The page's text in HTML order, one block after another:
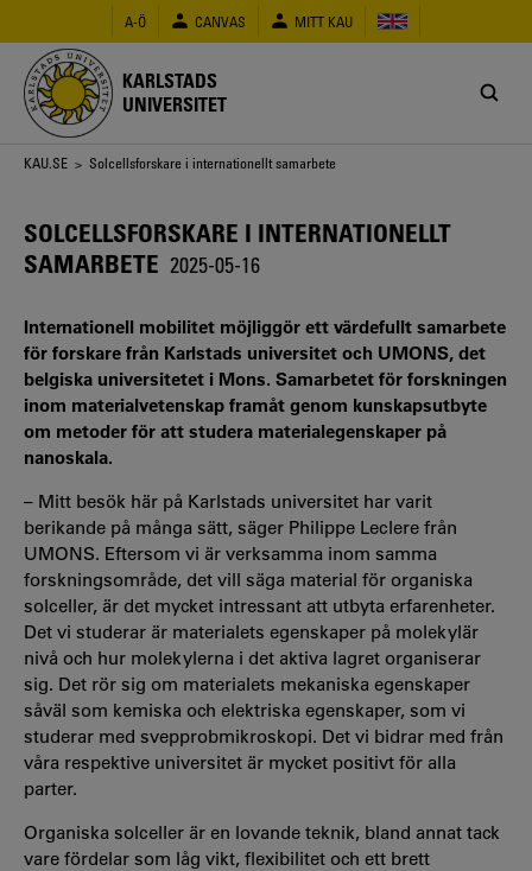
huvudinnehåll
A-Ö CANVAS MITT KAU
KARLSTADS
UNIVERSITET
Länkstig
KAU.SE > Solcellsforskare i internationellt samarbete
SOLCELLSFORSKARE I INTERNATIONELLT
SAMARBETE 2025-05-16
Internationell mobilitet möjliggör ett värdefullt samarbete
för forskare från Karlstads universitet och UMONS, det
belgiska universitetet i Mons. Samarbetet för forskningen
inom materialvetenskap framåt genom kunskapsutbyte
om metoder för att studera materialegenskaper på
nanoskala.
– Mitt besök här på Karlstads universitet har varit
berikande på många sätt, säger Philippe Leclere från
UMONS. Eftersom vi är verksamma inom samma
forskningsområde, det vill säga material för organiska
solceller, är det mycket intressant att utbyta erfarenheter.
Det vi studerar är materialets egenskaper på molekylär
nivå och hur molekylerna i det aktiva lagret organiserar
sig. Det rör sig om materialets mekaniska egenskaper
såväl som kemiska och elektriska egenskaper, som vi
studerar med svepprobmikroskopi. Det vi bidrar med från
våra respektive universitet är mycket positivt för alla
parter.
Organiska solceller är en lovande teknik, bland annat tack
vare fördelar som låg vikt, flexibilitet och ett brett